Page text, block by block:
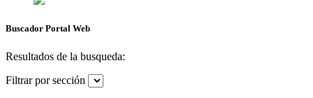
Buscador Portal Web
Resultados de la busqueda:
Filtrar por sección